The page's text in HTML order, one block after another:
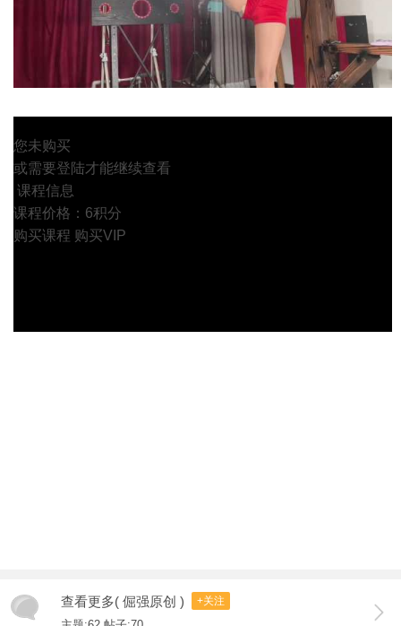
您未购买
或需要登陆才能继续查看
课程信息
课程价格：6积分
购买课程 购买VIP
查看更多( 倔强原创 ) +关注